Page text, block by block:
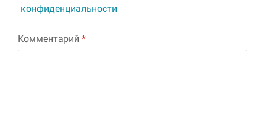
конфиденциальности
Комментарий *